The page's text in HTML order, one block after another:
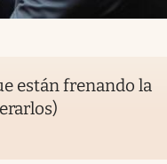
están frenando la